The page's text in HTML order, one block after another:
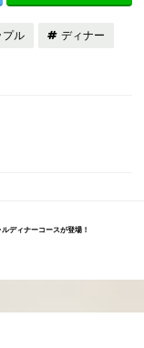
プル ディナー
ディナーコースが登場！